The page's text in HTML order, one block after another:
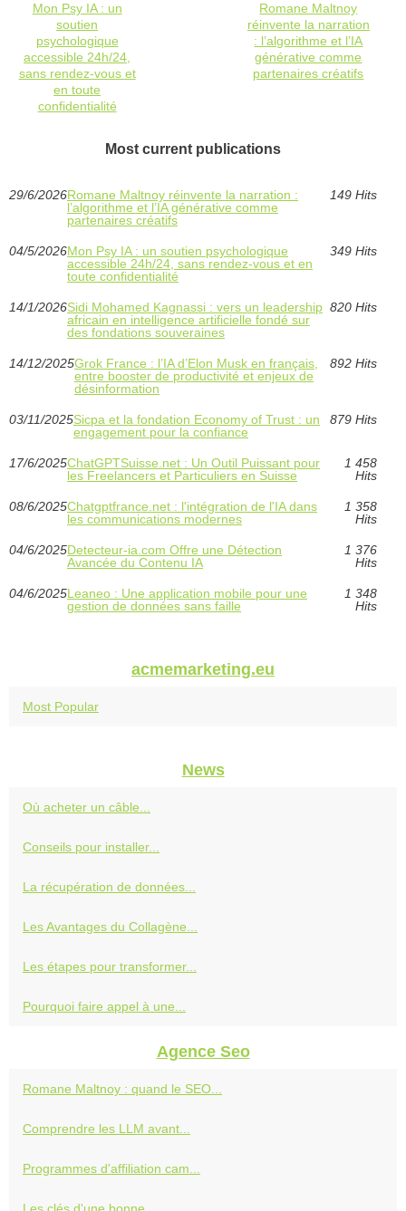
Mon Psy IA : un
soutien
psychologique
accessible 24h/24,
sans rendez-vous et
en toute
confidentialité
Romane Maltnoy
réinvente la narration
: l’algorithme et l’IA
générative comme
partenaires créatifs
Most current publications
29/6/2026Romane Maltnoy réinvente la narration :
l’algorithme et l’IA générative comme
partenaires créatifs
149 Hits
04/5/2026Mon Psy IA : un soutien psychologique
accessible 24h/24, sans rendez-vous et en
toute confidentialité
349 Hits
14/1/2026Sidi Mohamed Kagnassi : vers un leadership
africain en intelligence artificielle fondé sur
des fondations souveraines
820 Hits
14/12/2025Grok France : l’IA d’Elon Musk en français,
entre booster de productivité et enjeux de
désinformation
892 Hits
03/11/2025Sicpa et la fondation Economy of Trust : un
engagement pour la confiance
879 Hits
17/6/2025ChatGPTSuisse.net : Un Outil Puissant pour
les Freelancers et Particuliers en Suisse
1 458
Hits
08/6/2025Chatgptfrance.net : l'intégration de l'IA dans
les communications modernes
1 358
Hits
04/6/2025Detecteur-ia.com Offre une Détection
Avancée du Contenu IA
1 376
Hits
04/6/2025Leaneo : Une application mobile pour une
gestion de données sans faille
1 348
Hits
acmemarketing.eu
Most Popular
News
Où acheter un câble...
Conseils pour installer...
La récupération de données...
Les Avantages du Collagène...
Les étapes pour transformer...
Pourquoi faire appel à une...
Agence Seo
Romane Maltnoy : quand le SEO...
Comprendre les LLM avant...
Programmes d'affiliation cam...